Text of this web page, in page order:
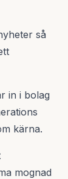
så
in i bolag
kärna.
mognad